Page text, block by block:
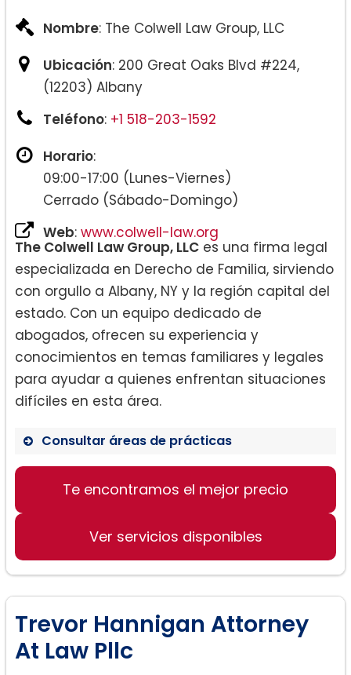
Nombre: The Colwell Law Group, LLC
Ubicación: 200 Great Oaks Blvd #224,
(12203) Albany
Teléfono: +1 518-203-1592
Horario:
09:00-17:00 (Lunes-Viernes)
Cerrado (Sábado-Domingo)
Web: www.colwell-law.org
The Colwell Law Group, LLC es una firma legal
especializada en Derecho de Familia, sirviendo
con orgullo a Albany, NY y la región capital del
estado. Con un equipo dedicado de
abogados, ofrecen su experiencia y
conocimientos en temas familiares y legales
para ayudar a quienes enfrentan situaciones
difíciles en esta área.
Consultar áreas de prácticas
Divorcio
– Derechos de los padres biológicos
– Custodia del niño
– Violencia doméstica
Te encontramos el mejor precio
Ver servicios disponibles
Trevor Hannigan Attorney
At Law Pllc